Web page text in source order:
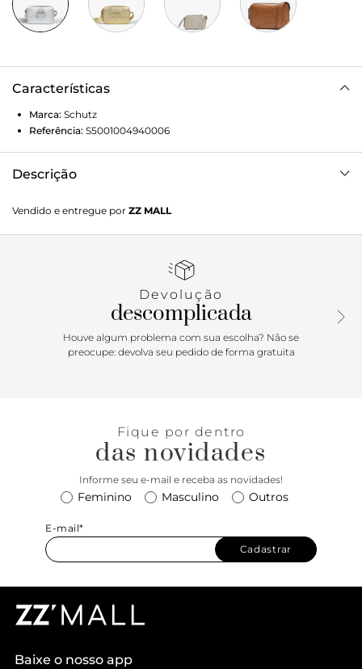
Características
Marca: Schutz
Referência: S5001004940006
Descrição
Vendido e entregue por ZZ MALL
Devolução
descomplicada
Houve algum problema com sua escolha? Não se
preocupe: devolva seu pedido de forma gratuita
Fique por dentro
das novidades
Informe seu e-mail e receba as novidades!
Feminino Masculino Outros
E-mail*
Cadastrar
Baixe o nosso app